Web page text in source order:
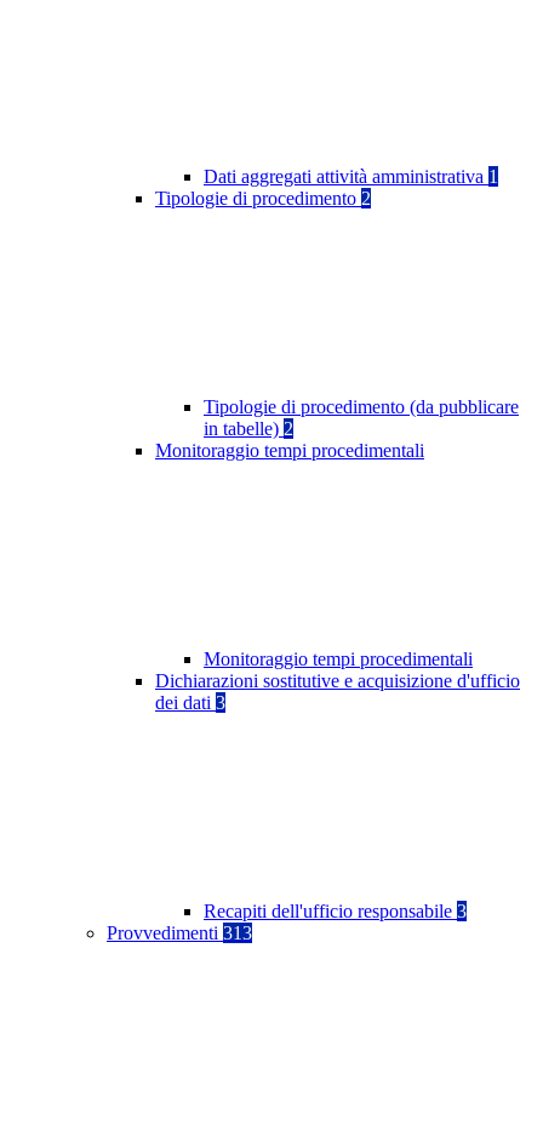
Dati aggregati attività amministrativa 1
Tipologie di procedimento 2
Tipologie di procedimento (da pubblicare
in tabelle) 2
Monitoraggio tempi procedimentali
Monitoraggio tempi procedimentali
Dichiarazioni sostitutive e acquisizione d'ufficio
dei dati 3
Recapiti dell'ufficio responsabile 3
Provvedimenti 313